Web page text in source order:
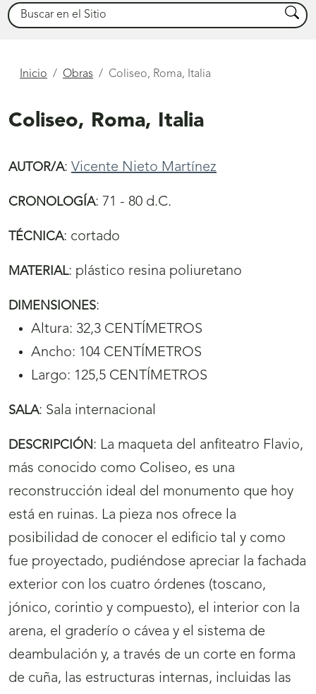
Buscar Buscar
Está
Inicio Obras Coliseo, Roma, Italia
Coliseo, Roma, Italia
AUTOR/A: Vicente Nieto Martínez
CRONOLOGÍA: 71 - 80 d.C.
TÉCNICA: cortado
MATERIAL: plástico resina poliuretano
DIMENSIONES:
Altura: 32,3 CENTÍMETROS
Ancho: 104 CENTÍMETROS
Largo: 125,5 CENTÍMETROS
SALA: Sala internacional
DESCRIPCIÓN: La maqueta del anfiteatro Flavio,
más conocido como Coliseo, es una
reconstrucción ideal del monumento que hoy
está en ruinas. La pieza nos ofrece la
posibilidad de conocer el edificio tal y como
fue proyectado, pudiéndose apreciar la fachada
exterior con los cuatro órdenes (toscano,
jónico, corintio y compuesto), el interior con la
arena, el graderío o cávea y el sistema de
deambulación y, a través de un corte en forma
de cuña, las estructuras internas, incluidas las